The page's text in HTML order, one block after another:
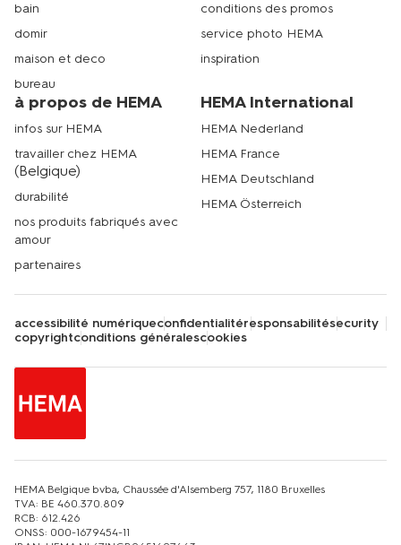
bain
domir
maison et deco
bureau
conditions des promos
service photo HEMA
inspiration
à propos de HEMA
infos sur HEMA
travailler chez HEMA
(Belgique)
durabilité
nos produits fabriqués avec
amour
partenaires
HEMA International
HEMA Nederland
HEMA France
HEMA Deutschland
HEMA Österreich
accessibilité numériqueconfidentialitéresponsabilitésecurity
copyrightconditions généralescookies
HEMA Belgique bvba, Chaussée d'Alsemberg 757, 1180 Bruxelles
TVA: BE 460.370.809
RCB: 612.426
ONSS: 000-1679454-11